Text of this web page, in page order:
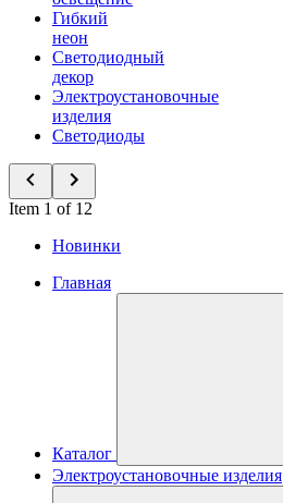
Гибкий
неон
Светодиодный
декор
Электроустановочные
изделия
Светодиоды
Item 1 of 12
Новинки
Главная
Каталог
Электроустановочные изделия